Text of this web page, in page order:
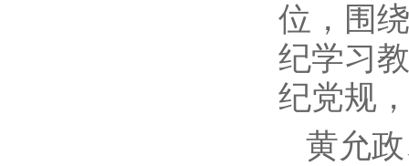
位，围
纪学习
纪党规
黄允